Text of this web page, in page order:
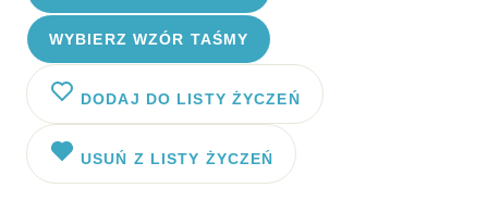
WYBIERZ WZÓR TAŚMY
DODAJ DO LISTY ŻYCZEŃ
USUŃ Z LISTY ŻYCZEŃ